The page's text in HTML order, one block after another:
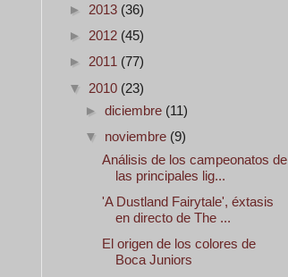
► 2013 (36)
► 2012 (45)
► 2011 (77)
▼ 2010 (23)
► diciembre (11)
▼ noviembre (9)
Análisis de los campeonatos de
las principales lig...
'A Dustland Fairytale', éxtasis
en directo de The ...
El origen de los colores de
Boca Juniors